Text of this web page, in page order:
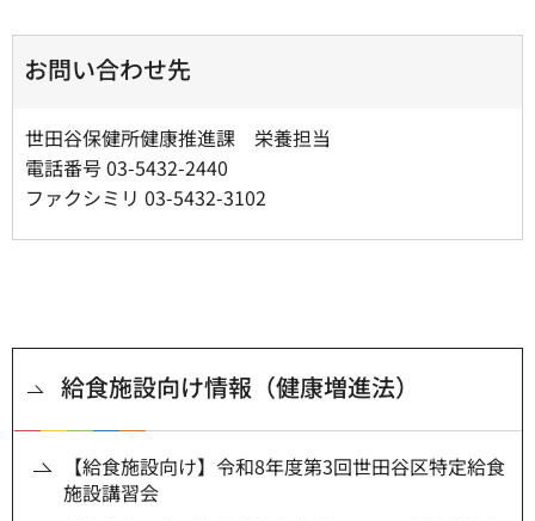
お問い合わせ先
世田谷保健所健康推進課 栄養担当
電話番号 03-5432-2440
ファクシミリ 03-5432-3102
給食施設向け情報（健康増進法）
【給食施設向け】令和8年度第3回世田谷区特定給食
施設講習会